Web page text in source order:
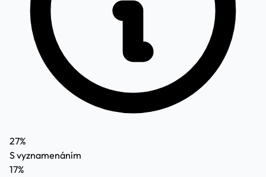
27%
S vyznamenáním
17%